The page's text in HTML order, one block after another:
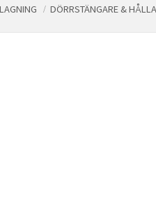
DÖRRSTÄNGARE &